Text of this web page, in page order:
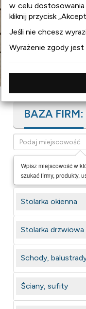
w celu
kliknij przycisk
Jeśli nie chcesz
Wyrażenie zgody jest
:
:
:
:
BAZA FIRM:
Wpisz miejscowość w
szukać firmy, produkty,
Stolarka okienna
Stolarka drzwiowa
Schody,
Ściany, sufity